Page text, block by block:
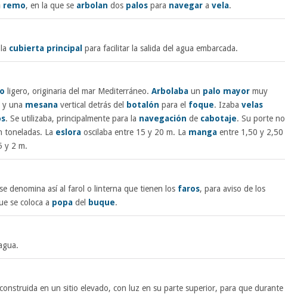
remo, en la que se arbolan dos palos para navegar a vela.
cubierta principal para facilitar la salida del agua embarcada.
ligero, originaria del mar Mediterráneo. Arbolaba un palo mayor muy
y una mesana vertical detrás del botalón para el foque. Izaba velas
. Se utilizaba, principalmente para la navegación de cabotaje. Su porte no
toneladas. La eslora oscilaba entre 15 y 20 m. La manga entre 1,50 y 2,50
y 2 m.
denomina así al farol o linterna que tienen los faros, para aviso de los
se coloca a popa del buque.
en un sitio elevado, con luz en su parte superior, para que durante